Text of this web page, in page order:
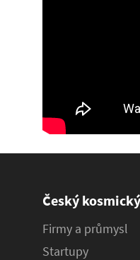
Český
Firmy a průmysl
Startupy